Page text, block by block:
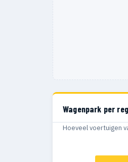
Wagenpark per
Hoeveel voertuigen